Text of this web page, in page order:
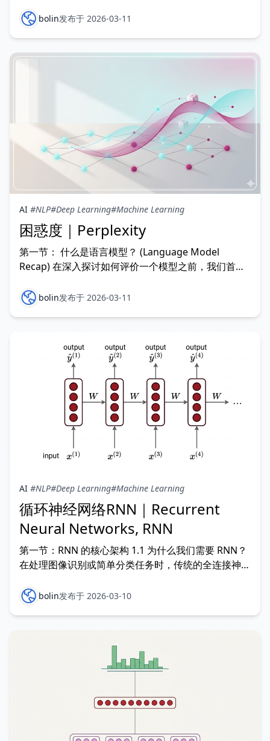
训练中，你会发现它表现得非常“短视”——它能轻易记
住上一个单词，却总是忘记上一个段落。 这种局限性
bolin发布于 2026-03-11
AI #NLP#Deep Learning#Machine Learning
困惑度｜Perplexity
第一节： 什么是语言模型？ (Language Model
Recap) 在深入探讨如何评价一个模型之前，我们首先
义：预测未来 从本质上讲，语言模型 (Language
Model, LM) 是一个极其简单的系统：它只做一件事
bolin发布于 2026-03-11
AI #NLP#Deep Learning#Machine Learning
循环神经网络RNN｜Recurrent
Neural Networks, RNN
第一节：RNN 的核心架构 1.1 为什么我们需要 RNN？
在处理图像识别或简单分类任务时，传统的全连接神经
在处理序列数据（如自然语言、语音、股票走势）时，
它们会面临两个致命的缺陷： 输入长度固定：传统模
bolin发布于 2026-03-10